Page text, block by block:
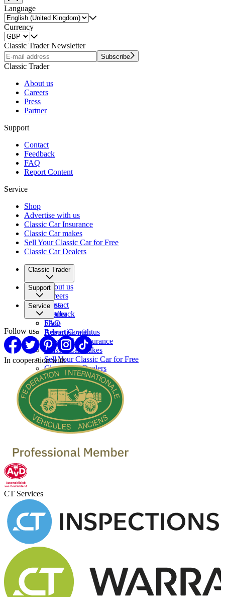
Language
Currency
Classic Trader Newsletter
Subscribe
Classic Trader
About us
Careers
Press
Partner
Support
Contact
Feedback
FAQ
Report Content
Service
Shop
Advertise with us
Classic Car Insurance
Classic Car makes
Sell Your Classic Car for Free
Classic Car Dealers
Classic Trader
About us
Careers
Press
Partner
Support
Contact
Feedback
FAQ
Report Content
Service
Shop
Advertise with us
Classic Car Insurance
Classic Car makes
Sell Your Classic Car for Free
Classic Car Dealers
Follow us
In cooperation with
CT Services